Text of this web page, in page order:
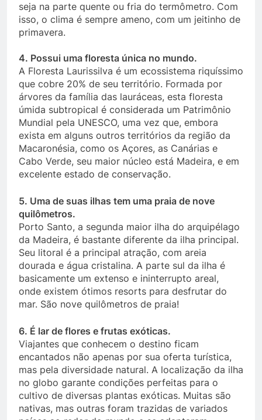
seja na parte quente ou fria do termômetro. Com
isso, o clima é sempre ameno, com um jeitinho de
primavera.
4. Possui uma floresta única no mundo.
A Floresta Laurissilva é um ecossistema riquíssimo
que cobre 20% de seu território. Formada por
árvores da família das lauráceas, esta floresta
úmida subtropical é considerada um Patrimônio
Mundial pela UNESCO, uma vez que, embora
exista em alguns outros territórios da região da
Macaronésia, como os Açores, as Canárias e
Cabo Verde, seu maior núcleo está Madeira, e em
excelente estado de conservação.
5. Uma de suas ilhas tem uma praia de nove
quilômetros.
Porto Santo, a segunda maior ilha do arquipélago
da Madeira, é bastante diferente da ilha principal.
Seu litoral é a principal atração, com areia
dourada e água cristalina. A parte sul da ilha é
basicamente um extenso e ininterrupto areal,
onde existem ótimos resorts para desfrutar do
mar. São nove quilômetros de praia!
6. É lar de flores e frutas exóticas.
Viajantes que conhecem o destino ficam
encantados não apenas por sua oferta turística,
mas pela diversidade natural. A localização da ilha
no globo garante condições perfeitas para o
cultivo de diversas plantas exóticas. Muitas são
nativas, mas outras foram trazidas de variados